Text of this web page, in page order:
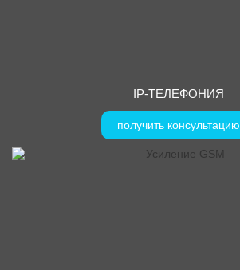
IP-ТЕЛЕФОНИЯ
получить консультацию